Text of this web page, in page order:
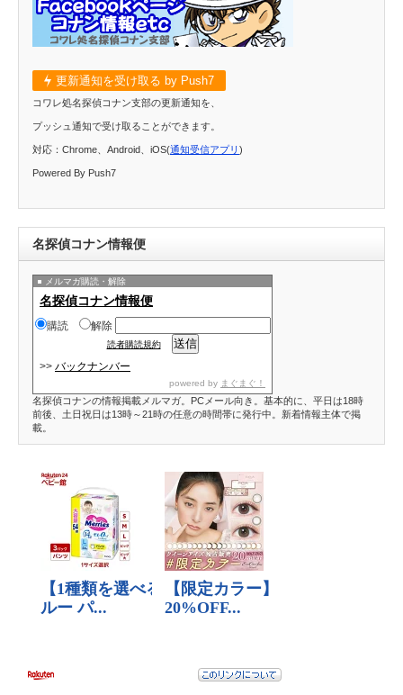
更新通知を受け取る by Push7
コワレ処名探偵コナン支部の更新通知を、
プッシュ通知で受け取ることができます。
対応：Chrome、Android、iOS(通知受信アプリ )
Powered By Push7
名探偵コナン情報便
メルマガ購読・解除
名探偵コナン情報便
購読 解除
読者購読規約
>> バックナンバー
powered by まぐまぐ！
名探偵コナンの情報掲載メルマガ。PCメール向き。基本的に、平日は18時
前後、土日祝日は13時～21時の任意の時間帯に発行中。新着情報主体で掲
載。